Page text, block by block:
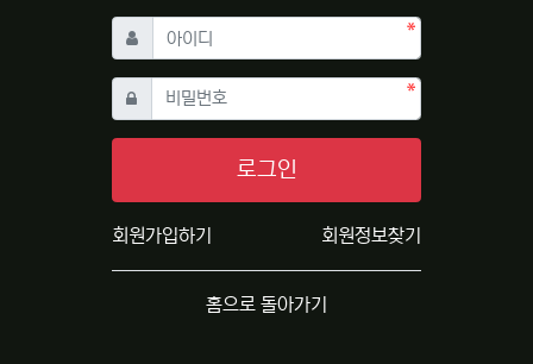
아이디 필수
비밀번호필수
로그인
회원가입하기 회원정보찾기
홈으로 돌아가기